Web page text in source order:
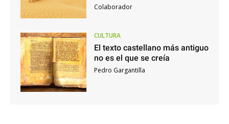
Colaborador
CULTURA
El texto castellano más antiguo
no es el que se creía
Pedro Gargantilla